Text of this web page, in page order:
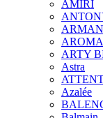
AMIRI
AROMA
ARTY
Astra
Azalée